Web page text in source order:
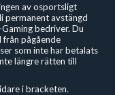
av osportsligt
permanent avstängd
bedriver. Du
pågående
som inte har betalats
längre rätten till
i bracketen.